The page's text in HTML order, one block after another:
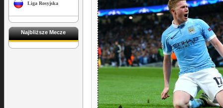
Liga Rosyjska
Najbliższe Mecze